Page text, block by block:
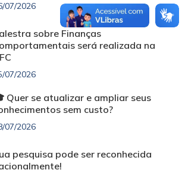
07/2026
sobre Finanças
será realizada na
07/2026
Quer se atualizar e ampliar seus
sem custo?
07/2026
pesquisa pode ser reconhecida